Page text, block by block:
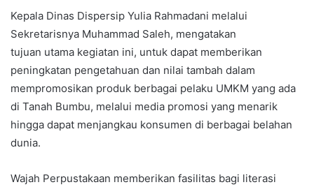
Kepala Dinas Dispersip Yulia Rahmadani melalui
Sekretarisnya Muhammad Saleh, mengatakan
tujuan utama kegiatan ini, untuk dapat memberikan
peningkatan pengetahuan dan nilai tambah dalam
mempromosikan produk berbagai pelaku UMKM yang ada
di Tanah Bumbu, melalui media promosi yang menarik
hingga dapat menjangkau konsumen di berbagai belahan
dunia.
Wajah Perpustakaan memberikan fasilitas bagi literasi